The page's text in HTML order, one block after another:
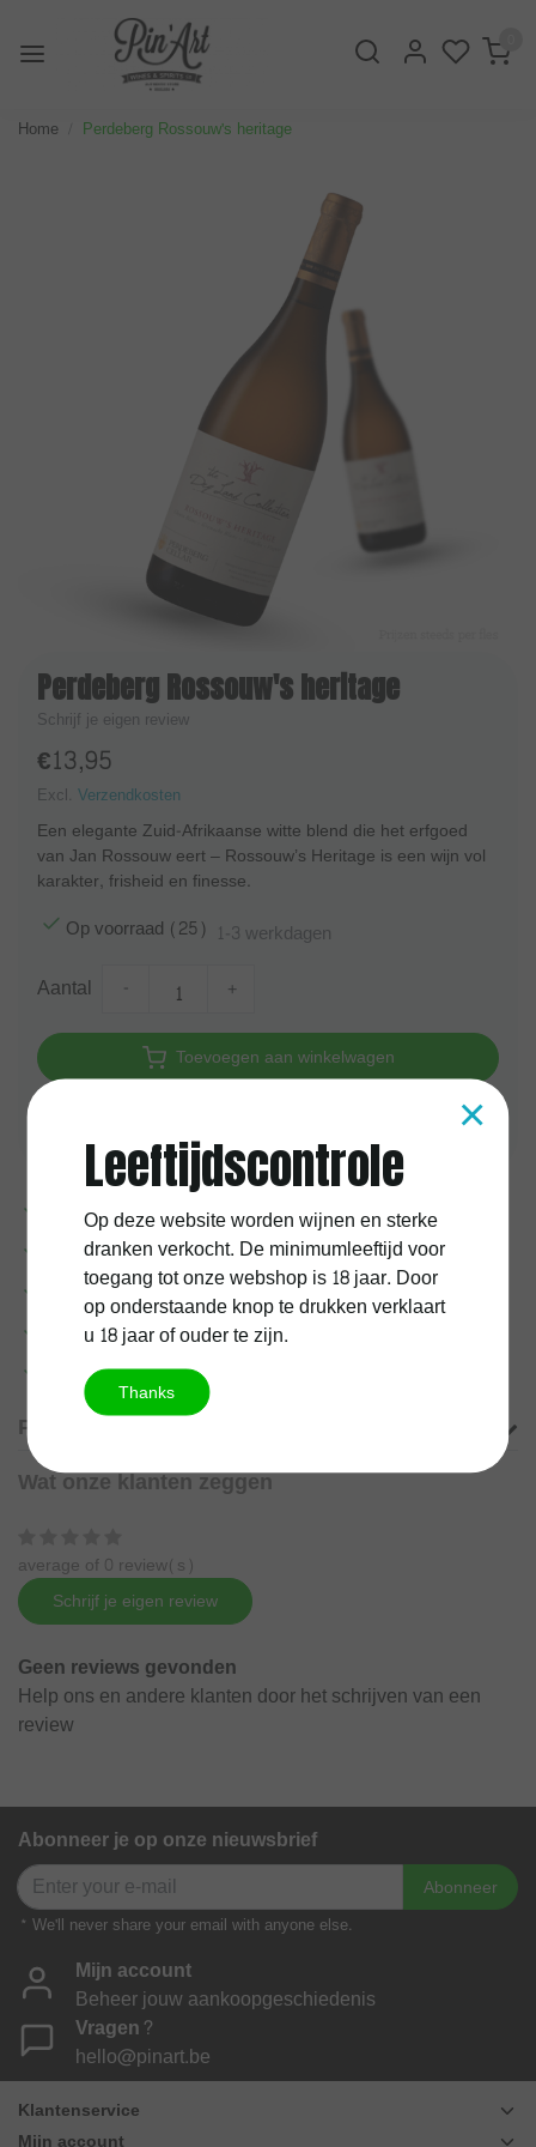
Home Perdeberg Rossouw's heritage
Perdeberg Rossouw's heritage
Schrijf je eigen review
€13,95
Excl. Verzendkosten
Een elegante Zuid-Afrikaanse witte blend die het erfgoed
van Jan Rossouw eert – Rossouw’s Heritage is een wijn vol
karakter, frisheid en finesse.
Op voorraad (25) 1-3 werkdagen
Aantal +
Toevoegen aan winkelwagen
Voor17:00uur besteld, vandaag verzonden
1 jaarkurkgarantie
100%Belgischeonderneming
Gratis verzending vanaf60 euro
Meer informatie?
Productomschrijving
Wat onze klanten zeggen
average of 0 review(s)
Schrijf je eigen review
Geen reviews gevonden
Help ons en andere klanten door het schrijven van een
review
Abonneer je op onze nieuwsbrief
Abonneer
* We'll never share your email with anyone else.
Mijn account
Beheer jouw aankoopgeschiedenis
Vragen?
hello@pinart.be
Klantenservice
×
Leeftijdscontrole
Op deze website worden wijnen en sterke
dranken verkocht. De minimumleeftijd voor
toegang tot onze webshop is 18 jaar. Door
op onderstaande knop te drukken verklaart
u 18 jaar of ouder te zijn.
Thanks